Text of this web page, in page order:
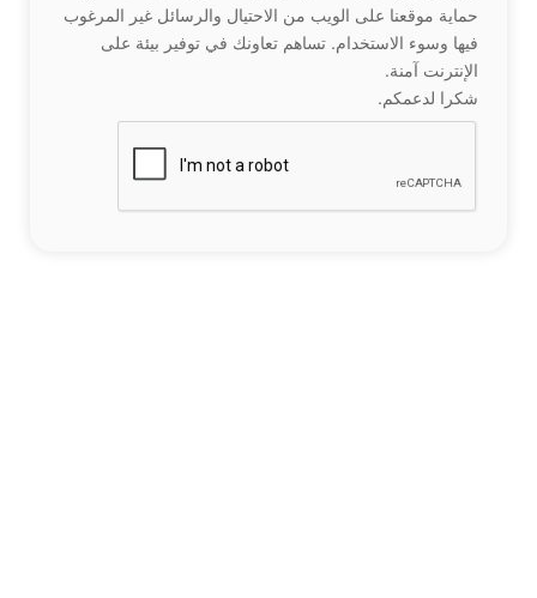
حماية موقعنا على الويب من الاحتيال والرسائل غير المرغوب
فيها وسوء الاستخدام. تساهم تعاونك في توفير بيئة على
الإنترنت آمنة.
شكرا لدعمكم.